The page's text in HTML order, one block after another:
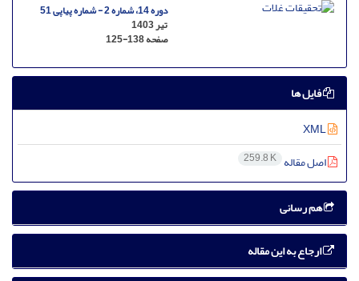
دوره 14، شماره 2 - شماره پیاپی 51
تیر 1403
صفحه125-138
فایل ها
اصل مقاله 259.8 K
هم رسانی
ارجاع به این مقاله